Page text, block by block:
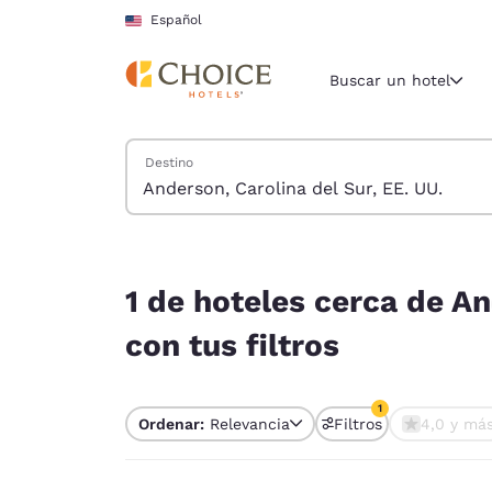
Pasar A Contenido Principal
Español
Región y
Estados
América
América
Buscar un hotel
Buscar hoteles
Destino
1 de hoteles cerca de
con tus filtros
Ordenar: Relevancia Filtros
1
1 filtro
4,0 y